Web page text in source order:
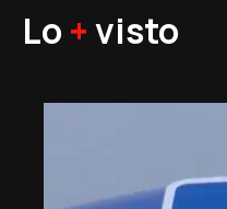
Lo +visto